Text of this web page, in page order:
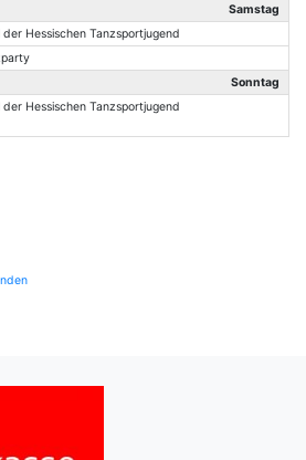
Samstag
Hessischen Tanzsportjugend
Sonntag
Hessischen Tanzsportjugend